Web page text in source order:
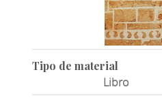
Tipo de material
Libro